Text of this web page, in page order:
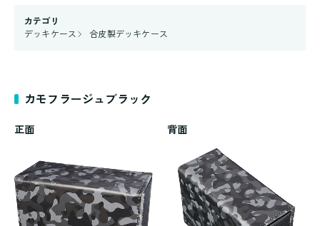
カテゴリ
デッキケース
合皮製デッキケース
カモフラージュブラック
正面 背面